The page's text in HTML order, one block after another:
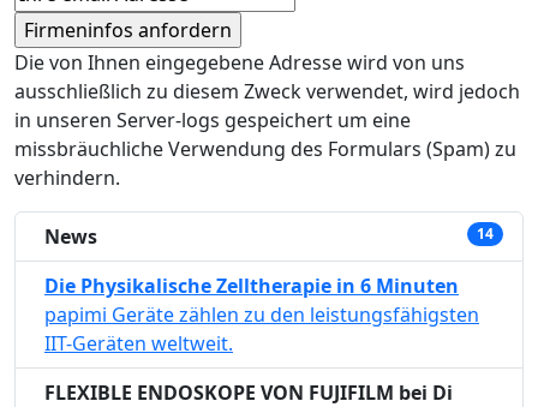
Die von Ihnen eingegebene Adresse wird von uns
ausschließlich zu diesem Zweck verwendet, wird jedoch
in unseren Server-logs gespeichert um eine
missbräuchliche Verwendung des Formulars (Spam) zu
verhindern.
News 14
Die Physikalische Zelltherapie in 6 Minuten
papimi Geräte zählen zu den leistungsfähigsten
IIT-Geräten weltweit.
FLEXIBLE ENDOSKOPE VON FUJIFILM bei Di